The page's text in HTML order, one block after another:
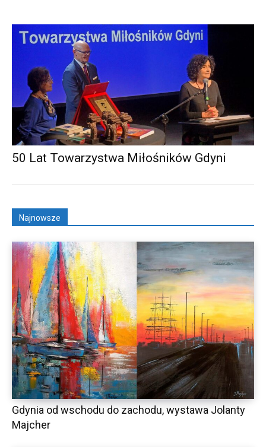
50 Lat Towarzystwa Miłośników Gdyni
Najnowsze
Gdynia od wschodu do zachodu, wystawa Jolanty
Majcher